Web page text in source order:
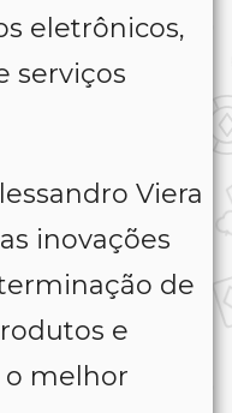
eletrônicos,
serviços
Viera
inovações
de
e
o melhor